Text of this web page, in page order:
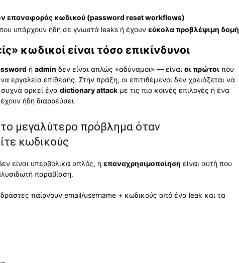
επαναφοράς κωδικού (password reset workflows)
υπάρχουν ήδη σε γνωστά leaks ή έχουν εύκολα προβλέψιμη δομή
κωδικοί είναι τόσο επικίνδυνοι
ή admin δεν είναι απλώς «αδύναμοι» — είναι οι πρώτοι που
εργαλεία επίθεσης. Στην πράξη, οι επιτιθέμενοι δεν χρειάζεται να
αρκεί ένα dictionary attack με τις πιο κοινές επιλογές ή ένα
ήδη διαρρεύσει.
μεγαλύτερο πρόβλημα όταν
κωδικούς
είναι υπερβολικά απλός, η επαναχρησιμοποίηση είναι αυτή που
παραβίαση.
δράστες παίρνουν email/username + κωδικούς από ένα leak και τα